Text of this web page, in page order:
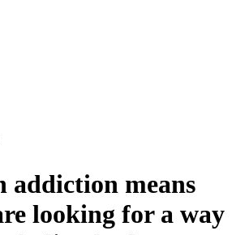
addiction means
looking for a way